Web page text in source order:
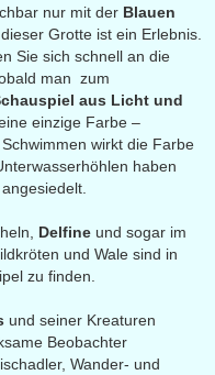
nur mit der Blauen
Grotte ist ein Erlebnis.
Sie sich schnell an die
man zum
aus Licht und
einzige Farbe –
wirkt die Farbe
haben
Delfine und sogar im
und Wale sind in
zu finden.
und seiner Kreaturen
Beobachter
Wander- und